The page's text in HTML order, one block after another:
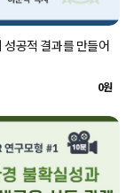
성공적 결과를 만들어
0원